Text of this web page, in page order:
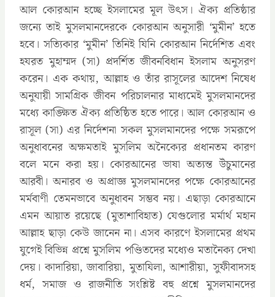
আল কোরআন হচ্ছে ইসলামের মূল উৎস। ঐক্য প্রতিষ্ঠার
জন্যে তাই মুসলমানদেরকে কোরআন অনুসারী ‘মুমীন’ হতে
হবে। সত্যিকার ‘মুমীন’ তিনিই যিনি কোরআন নির্দেশিত এবং
হযরত মুহাম্মদ (সা) প্রদর্শিত জীবনবিধান ইসলাম অনুসরণ
করেন। এক কথায়, আল্লাহ ও তাঁর রাসূলের আদেশ নিষেধ
অনুযায়ী সামগ্রিক জীবন পরিচালনার মাধ্যমেই মুসলমানদের
মধ্যে কাঙ্ক্ষিত ঐক্য প্রতিষ্ঠিত হতে পারে। আল কোরআন ও
রাসূল (সা) এর নির্দেশনা সকল মুসলমানদের পক্ষে সমরূপে
অনুধাবনের অক্ষমতাই মুসলিম অনৈক্যের প্রধানতম কারণ
বলে মনে করা হয়। কোরআনের ভাষা অত্যন্ত উঁচুমানের
আরবী। অনারব ও অপ্রাজ্ঞ মুসলমানদের পক্ষে কোরআনের
মর্মবাণী তেমনভাবে অনুধাবন সম্ভব নয়। এছাড়া কোরআনে
এমন আয়াত রয়েছে (মুতাশাবিহাত) যেগুলোর মর্মার্থ মহান
আল্লাহ ছাড়া কেউ জানেন না। এসব কারণে ইসলামের প্রথম
যুগেই বিভিন্ন প্রশ্নে মুসলিম পণ্ডিতদের মধ্যেও মতানৈক্য দেখা
দেয়। কাদারিয়া, জাবারিয়া, মুতাযিলা, আশারীয়া, সুফীবাদসহ
ধর্ম, সমাজ ও রাজনীতি সংশ্লিষ্ট বহু প্রশ্নে মুসলমানদের